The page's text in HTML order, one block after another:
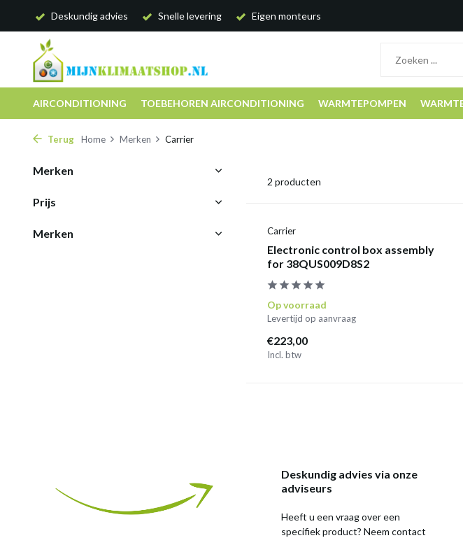
Deskundig advies Snelle levering Eigen monteurs
AIRCONDITIONING TOEBEHOREN AIRCONDITIONING WARMTEPOMPEN
Terug Home Merken Carrier
Merken
Prijs
Merken
2 producten
Carrier
Electronic control box assembly
for 38QUS009D8S2
Op voorraad
Levertijd op aanvraag
€223,00
Incl. btw
Deskundig advies via onze
adviseurs
Heeft u een vraag over een
specifiek product? Neem contact